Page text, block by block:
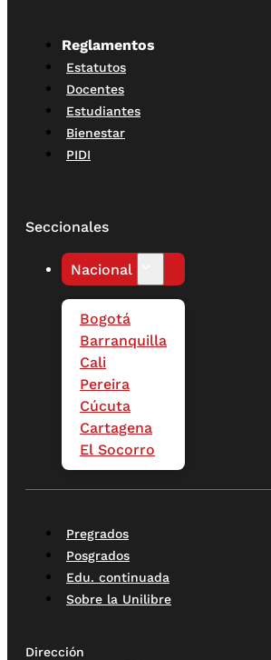
Reglamentos
Estatutos
Docentes
Estudiantes
Bienestar
PIDI
Seccionales
Nacional
Bogotá
Barranquilla
Cali
Pereira
Cúcuta
Cartagena
El Socorro
Pregrados
Posgrados
Edu. continuada
Sobre la Unilibre
Dirección